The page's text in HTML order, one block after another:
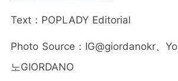
Text：POPLADY Editorial
Photo Source：IG@giordanokr、
노GIORDANO